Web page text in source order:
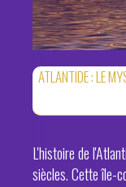
ATLANTIDE : LE
L'histoire de
siècles. Cette île-